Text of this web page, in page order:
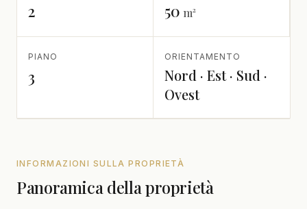
2 50 m²
PIANO
3
ORIENTAMENTO
Nord · Est · Sud ·
Ovest
INFORMAZIONI SULLA PROPRIETÀ
Panoramica della proprietà